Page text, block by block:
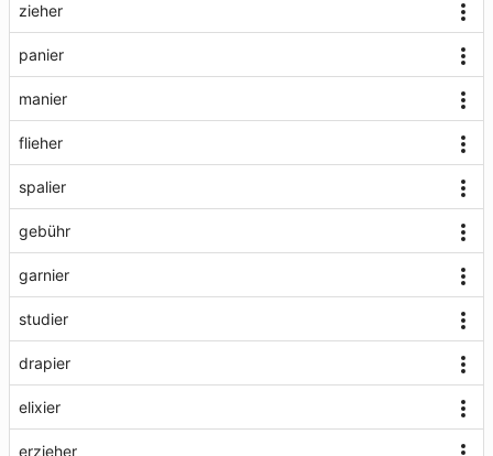
zieher
panier
manier
flieher
spalier
gebühr
garnier
studier
drapier
elixier
erzieher